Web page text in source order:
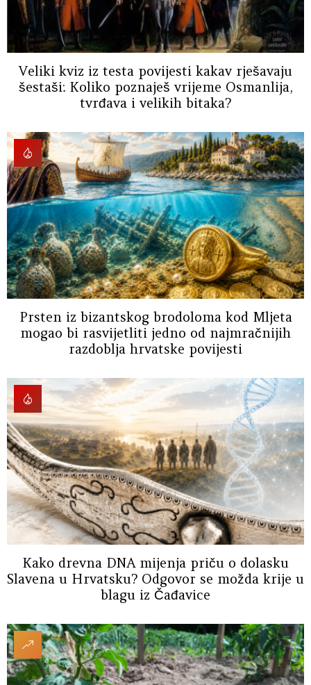
Veliki kviz iz testa povijesti kakav rješavaju
šestaši: Koliko poznaješ vrijeme Osmanlija,
tvrđava i velikih bitaka?
Prsten iz bizantskog brodoloma kod Mljeta
mogao bi rasvijetliti jedno od najmračnijih
razdoblja hrvatske povijesti
Kako drevna DNA mijenja priču o dolasku
Slavena u Hrvatsku? Odgovor se možda krije u
blagu iz Čađavice